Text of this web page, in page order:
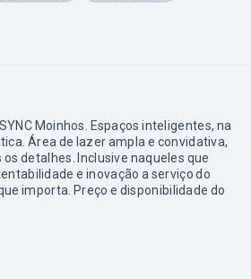
Moinhos. Espaços inteligentes, na
Área de lazer ampla e convidativa,
detalhes. Inclusive naqueles que
e inovação a serviço do
importa. Preço e disponibilidade do